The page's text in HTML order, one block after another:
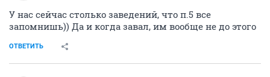
У нас сейчас столько заведений, что п.5 все
запомнишь)) Да и когда завал, им вообще не до этого
ОТВЕТИТЬ